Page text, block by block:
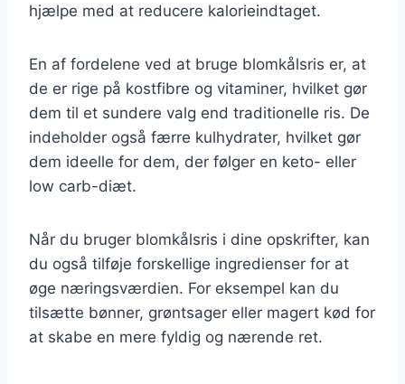
hjælpe med at reducere kalorieindtaget.
En af fordelene ved at bruge blomkålsris er, at
de er rige på kostfibre og vitaminer, hvilket gør
dem til et sundere valg end traditionelle ris. De
indeholder også færre kulhydrater, hvilket gør
dem ideelle for dem, der følger en keto- eller
low carb-diæt.
Når du bruger blomkålsris i dine opskrifter, kan
du også tilføje forskellige ingredienser for at
øge næringsværdien. For eksempel kan du
tilsætte bønner, grøntsager eller magert kød for
at skabe en mere fyldig og nærende ret.